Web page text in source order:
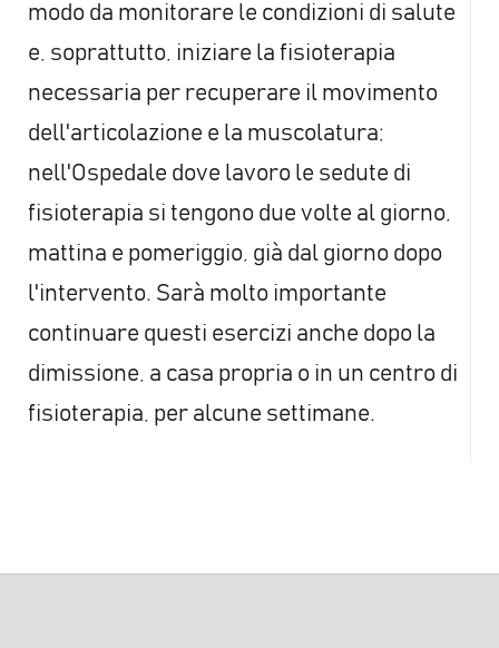
modo da monitorare le condizioni di salute
e, soprattutto, iniziare la fisioterapia
necessaria per recuperare il movimento
dell'articolazione e la muscolatura;
nell'Ospedale dove lavoro le sedute di
fisioterapia si tengono due volte al giorno,
mattina e pomeriggio, già dal giorno dopo
l'intervento. Sarà molto importante
continuare questi esercizi anche dopo la
dimissione, a casa propria o in un centro di
fisioterapia, per alcune settimane.